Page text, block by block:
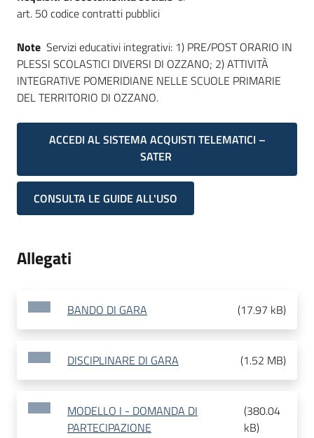
art. 50 codice contratti pubblici
Note Servizi educativi integrativi: 1) PRE/POST ORARIO IN
PLESSI SCOLASTICI DIVERSI DI OZZANO; 2) ATTIVITÀ
INTEGRATIVE POMERIDIANE NELLE SCUOLE PRIMARIE
DEL TERRITORIO DI OZZANO.
ACCEDI AL SISTEMA ACQUISTI TELEMATICI –
SATER
CONSULTA LE GUIDE ALL'USO
Allegati
BANDO DI GARA (17.97 kB)
DISCIPLINARE DI GARA (1.52 MB)
MODELLO I - DOMANDA DI
PARTECIPAZIONE
(380.04
kB)